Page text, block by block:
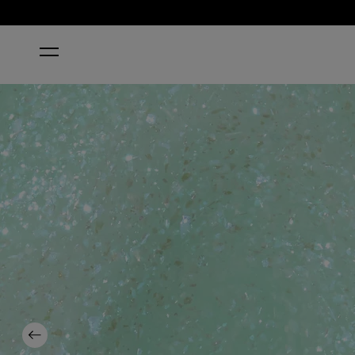
INICIO TEALS FAMILIAR
Previous